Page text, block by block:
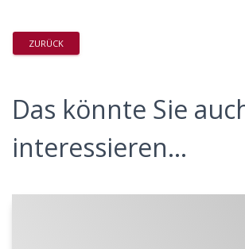
ZURÜCK
Das könnte Sie
interessieren...